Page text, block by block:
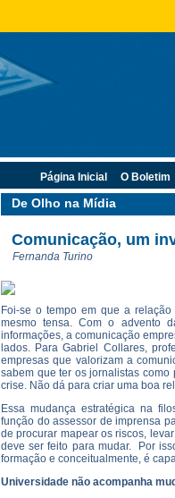
De Olho na Mídia
Comunicação, um
Fernanda Turino
Foi-se o tempo em que a
mesmo tensa. Com o advento
informações, a comunicação
lados. Para Gabriel Collares,
empresas que valorizam a
sabem que ter os jornalistas
crise. Não dá para criar uma boa
Essa mudança estratégica na
função do assessor de imprensa
de procurar mapear os riscos,
deve ser feito para mudar. Por
formação e conceitualmente, é
Universidade não acompanha
Página Inicial O Boletim